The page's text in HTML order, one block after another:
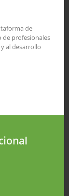
de
profesionales
al desarrollo